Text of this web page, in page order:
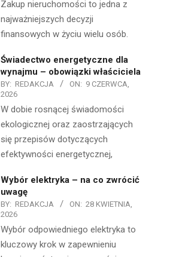
Zakup nieruchomości to jedna z
najważniejszych decyzji
finansowych w życiu wielu osób.
Świadectwo energetyczne dla
wynajmu – obowiązki właściciela
BY: REDAKCJA ON: 9 CZERWCA,
2026
W dobie rosnącej świadomości
ekologicznej oraz zaostrzających
się przepisów dotyczących
efektywności energetycznej,
Wybór elektryka – na co zwrócić
uwagę
BY: REDAKCJA ON: 28 KWIETNIA,
2026
Wybór odpowiedniego elektryka to
kluczowy krok w zapewnieniu